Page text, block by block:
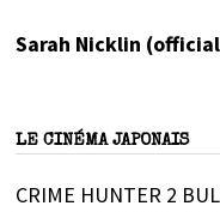
Sarah Nicklin
LE CINÉMA JAPONAIS
CRIME HUNTER 2